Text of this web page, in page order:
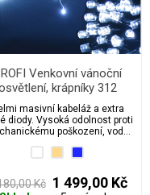
Venkovní vánoční
krápníky 312
11,5 m s FLASH extra
LED diody - černý
kabel
masivní kabeláž a extra
diody. Vysoká odolnost proti
poškození, vodě,
Kč 1 499,00 Kč